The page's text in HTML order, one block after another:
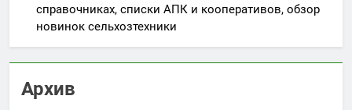
справочниках, списки АПК и кооперативов, обзор
новинок сельхозтехники
Архив